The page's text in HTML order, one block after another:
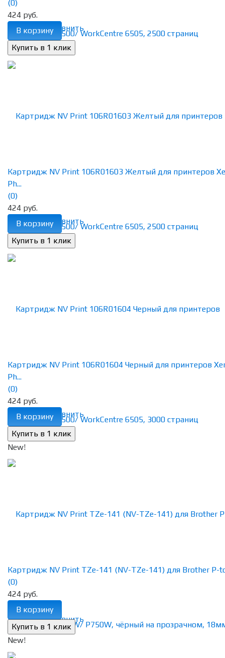
избранное сравнить
(0)
424 руб.
В корзину
избранное сравнить
Картридж NV Print 106R01603 Желтый для принтеров
Ph...
(0)
424 руб.
В корзину
избранное сравнить
Картридж NV Print 106R01604 Черный для принтеров
Ph...
(0)
424 руб.
В корзину
New!
избранное сравнить
Картридж NV Print TZe-141 (NV-TZe-141) для Brother P-
(0)
424 руб.
В корзину
New!